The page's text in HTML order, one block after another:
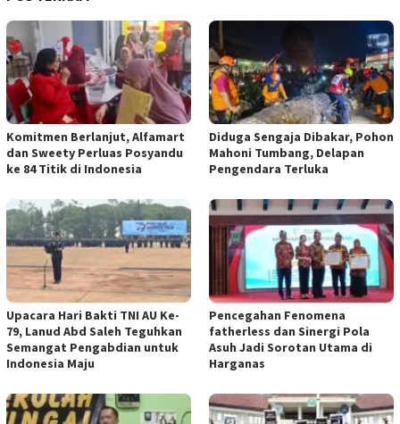
Komitmen Berlanjut, Alfamart
dan Sweety Perluas Posyandu
ke 84 Titik di Indonesia
Diduga Sengaja Dibakar, Pohon
Mahoni Tumbang, Delapan
Pengendara Terluka
Upacara Hari Bakti TNI AU Ke-
79, Lanud Abd Saleh Teguhkan
Semangat Pengabdian untuk
Indonesia Maju
Pencegahan Fenomena
fatherless dan Sinergi Pola
Asuh Jadi Sorotan Utama di
Harganas